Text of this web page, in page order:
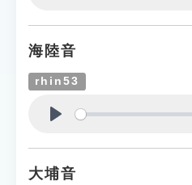
海陸音
rhin53
大埔音